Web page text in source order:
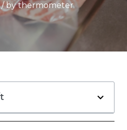
/bythermometer